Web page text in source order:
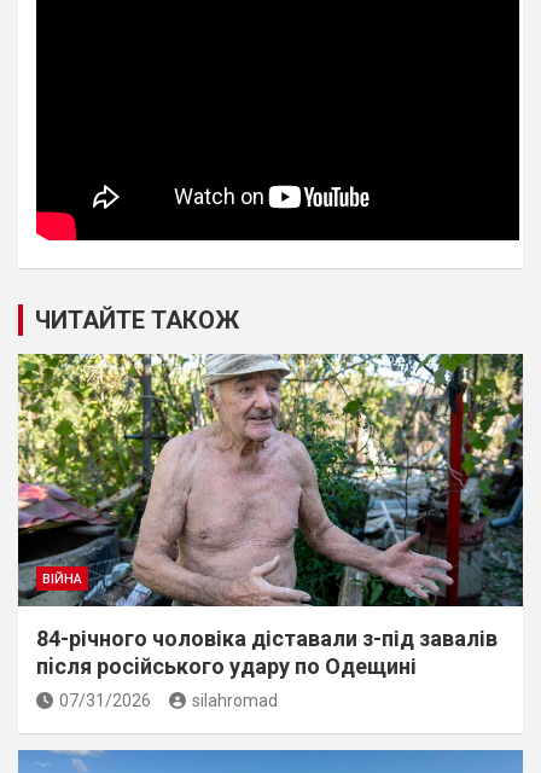
ЧИТАЙТЕ ТАКОЖ
ВІЙНА
84-річного чоловіка діставали з-під завалів
пiсля росiйського удару по Одещині
07/31/2026 silahromad